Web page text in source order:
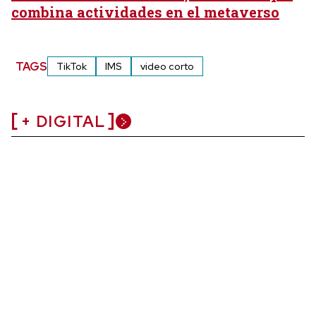
combina actividades en el metaverso
TAGS TikTok IMS video corto
+ DIGITAL